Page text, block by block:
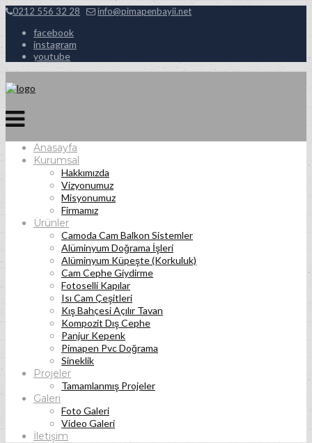
0212 556 32 28 info@pimapenbayii.net
facebook
instagram
youtube
Anasayfa
Kurumsal
Hakkımızda
Vizyonumuz
Misyonumuz
Firmamız
Ürünler
Camoda Cam Balkon Sistemler
Alüminyum Doğrama İşleri
Alüminyum Küpeşte (Korkuluk)
Cam Cephe Giydirme
Fotoselli Kapılar
Isı Cam Çeşitleri
Kış Bahçesi Açılır Tavan
Kompozit Dış Cephe
Panjur Kepenk
Pimapen Pvc Doğrama
Sineklik
Projeler
Tamamlanmış Projeler
Galeri
Foto Galeri
Video Galeri
İletişim